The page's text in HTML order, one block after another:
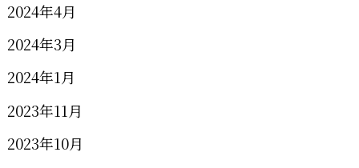
2024年4月
2024年3月
2024年1月
2023年11月
2023年10月